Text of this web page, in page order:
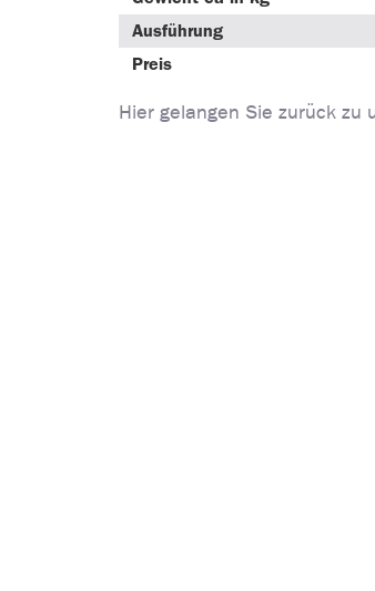
Ausführung
Preis
Hier gelangen Sie zurück zu